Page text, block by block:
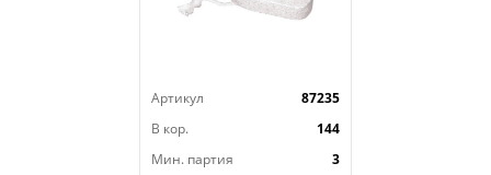
Артикул
87235
В кор.
144
Мин. партия
3